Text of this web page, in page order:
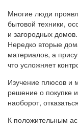
Многие люди
бытовой техники,
и загородных
Нередко вторые
материалов, а
что усложняет
Изучение плюсов и
решение о покупке
наоборот,
К положительным